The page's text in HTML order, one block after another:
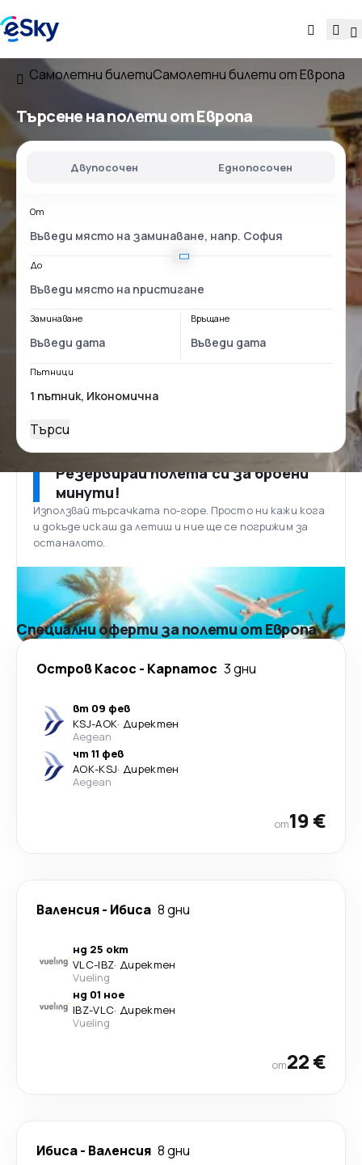
Самолетни билетиСамолетни билети от Европа
Търсене на полети от Европа
Двупосочен Еднопосочен
От
До
Заминаване Връщане
Пътници
Търси
Резервирай полета си за броени
минути!
Използвай търсачката по-горе. Просто ни кажи кога
и докъде искаш да летиш и ние ще се погрижим за
останалото.
Специални оферти за полети от Европа
Остров Касос - Карпатос 3 дни
вт 09 фев
KSJ-AOK· Директен
Aegean
чт 11 фев
AOK-KSJ· Директен
Aegean
от19 €
Валенсия- Ибиса 8 дни
нд 25 окт
VLC-IBZ· Директен
Vueling
нд 01 ное
IBZ-VLC· Директен
Vueling
от22 €
Ибиса- Валенсия 8 дни